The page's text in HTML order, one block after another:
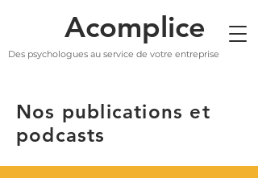
Acomplice
Des psychologues au service de votre entreprise
Nos publications et
podcasts